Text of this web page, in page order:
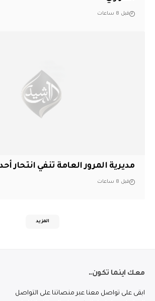
قبل 8 ساعات
مديرية المرور العامة تنفي انتحار
قبل 8 ساعات
المزيد
معك اينما تكون..
ابقى على تواصل معنا عبر منصاتنا على التواصل